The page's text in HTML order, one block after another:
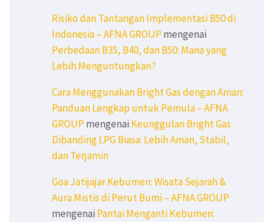
Risiko dan Tantangan Implementasi B50 di
Indonesia – AFNA GROUPmengenai
Perbedaan B35, B40, dan B50: Mana yang
Lebih Menguntungkan?
Cara Menggunakan Bright Gas dengan Aman:
Panduan Lengkap untuk Pemula – AFNA
GROUPmengenai Keunggulan Bright Gas
Dibanding LPG Biasa: Lebih Aman, Stabil,
dan Terjamin
Goa Jatijajar Kebumen: Wisata Sejarah &
Aura Mistis di Perut Bumi – AFNA GROUP
mengenai Pantai Menganti Kebumen: